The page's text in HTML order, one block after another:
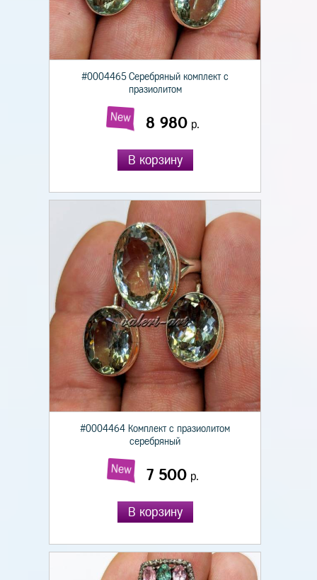
#0004465 Серебряный комплект с
празиолитом
New 8 980 р.
В корзину
#0004464 Комплект с празиолитом
серебряный
New 7 500 р.
В корзину